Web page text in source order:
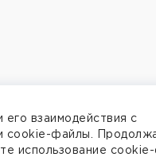
взаимодействия с
cookie-файлы.
использование